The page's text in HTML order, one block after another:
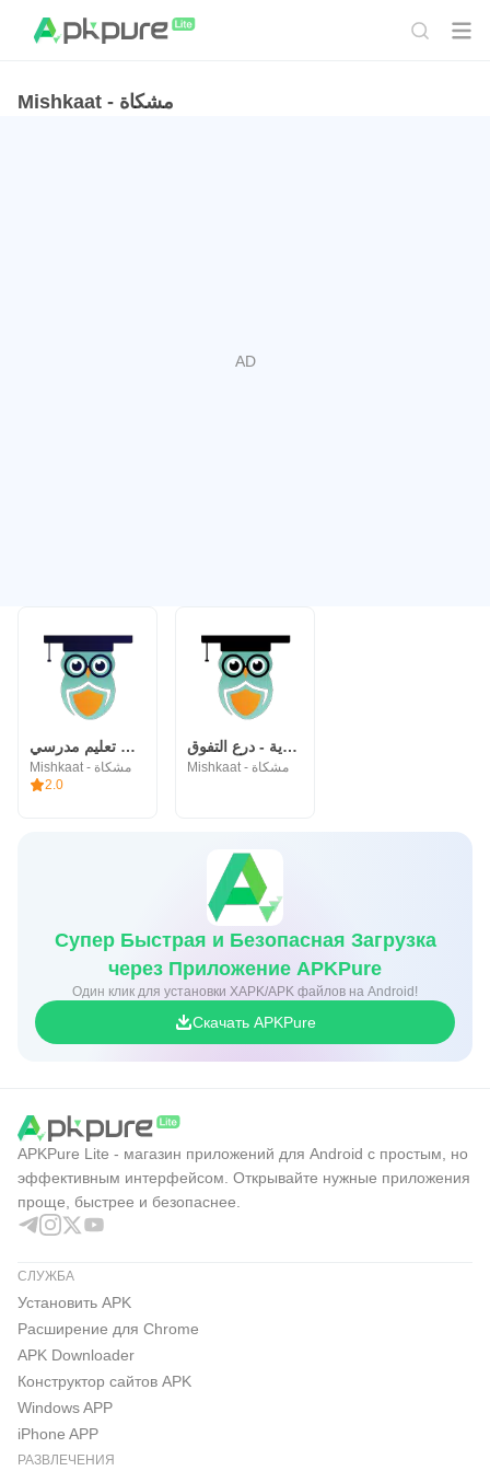
Mishkaat - مشكاة
درع التفوق - تطبيق تعليم مدرسي
Mishkaat - مشكاة
2.0
قدرات السعودية - درع التفوق
Mishkaat - مشكاة
Супер Быстрая и Безопасная Загрузка
через Приложение APKPure
Один клик для установки XAPK/APK файлов на Android!
Скачать APKPure
APKPure Lite - магазин приложений для Android с простым, но
эффективным интерфейсом. Открывайте нужные приложения
проще, быстрее и безопаснее.
СЛУЖБА
Установить APK
Расширение для Chrome
APK Downloader
Конструктор сайтов APK
Windows APP
iPhone APP
РАЗВЛЕЧЕНИЯ